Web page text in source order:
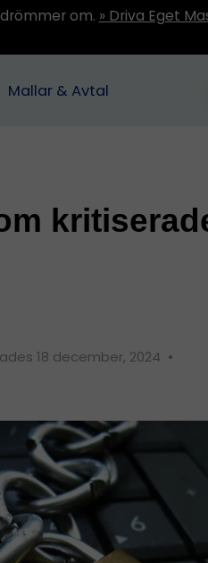
om. » Driva Eget
Mallar & Avtal
18 december, 2024 •